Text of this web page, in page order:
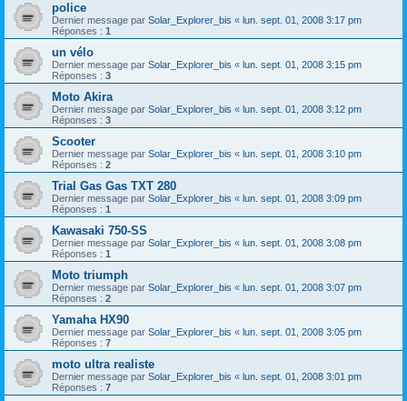
police
Dernier message par Solar_Explorer_bis « lun. sept. 01, 2008 3:17 pm
Réponses : 1
un vélo
Dernier message par Solar_Explorer_bis « lun. sept. 01, 2008 3:15 pm
Réponses : 3
Moto Akira
Dernier message par Solar_Explorer_bis « lun. sept. 01, 2008 3:12 pm
Réponses : 3
Scooter
Dernier message par Solar_Explorer_bis « lun. sept. 01, 2008 3:10 pm
Réponses : 2
Trial Gas Gas TXT 280
Dernier message par Solar_Explorer_bis « lun. sept. 01, 2008 3:09 pm
Réponses : 1
Kawasaki 750-SS
Dernier message par Solar_Explorer_bis « lun. sept. 01, 2008 3:08 pm
Réponses : 1
Moto triumph
Dernier message par Solar_Explorer_bis « lun. sept. 01, 2008 3:07 pm
Réponses : 2
Yamaha HX90
Dernier message par Solar_Explorer_bis « lun. sept. 01, 2008 3:05 pm
Réponses : 7
moto ultra realiste
Dernier message par Solar_Explorer_bis « lun. sept. 01, 2008 3:01 pm
Réponses : 7